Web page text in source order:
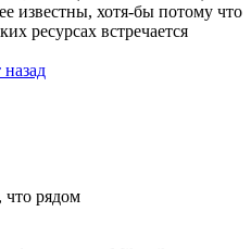
известны, хотя-бы потому что
ресурсах встречается
назад
что рядом